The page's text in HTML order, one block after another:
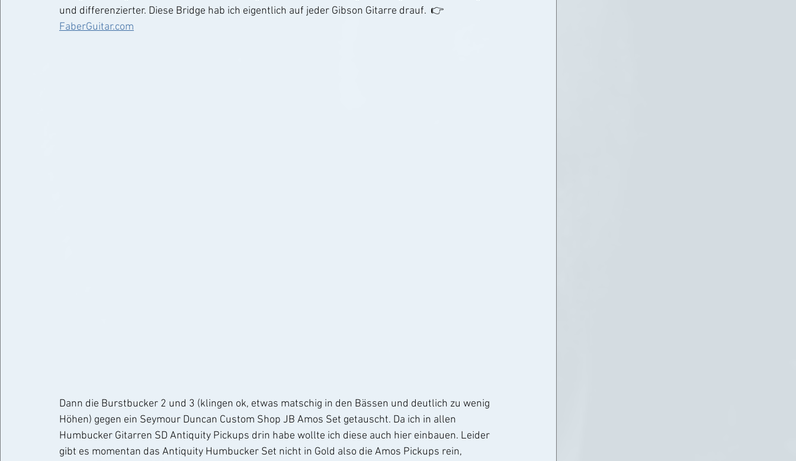
und differenzierter. Diese Bridge hab ich eigentlich auf jeder Gibson Gitarre drauf.  👉
FaberGuitar.com
Dann die Burstbucker 2 und 3 (klingen ok, etwas matschig in den Bässen und deutlich zu wenig
Höhen) gegen ein Seymour Duncan Custom Shop JB Amos Set getauscht. Da ich in allen
Humbucker Gitarren SD Antiquity Pickups drin habe wollte ich diese auch hier einbauen. Leider
gibt es momentan das Antiquity Humbucker Set nicht in Gold also die Amos Pickups rein,